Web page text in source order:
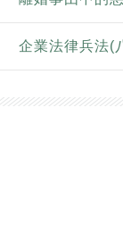
企業法律兵法(